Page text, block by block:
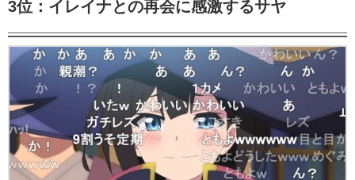
3位：イレイナとの再会に感激するサヤ